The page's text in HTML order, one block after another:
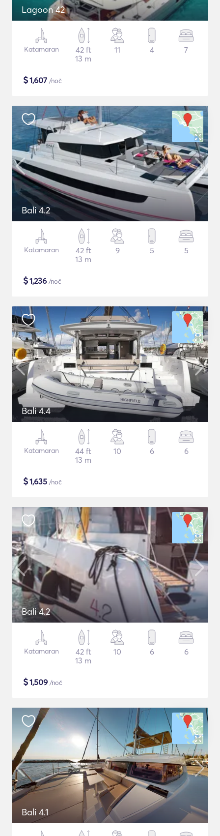
Lagoon 42
Katamaran
42 ft
13 m
11 4 7
$1,607 /noč
Bali 4.2
Katamaran
42 ft
13 m
9 5 5
$1,236 /noč
Bali 4.4
Katamaran
44 ft
13 m
10 6 6
$1,635 /noč
Bali 4.2
Katamaran
42 ft
13 m
10 6 6
$1,509 /noč
Bali 4.1